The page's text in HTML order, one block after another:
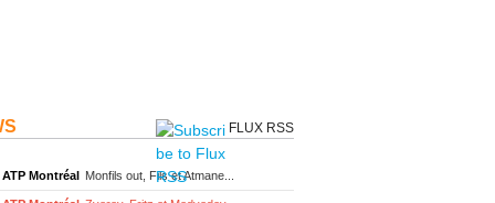
FLUX RSS
ATP Montréal Monfils out, Fils et Atmane...